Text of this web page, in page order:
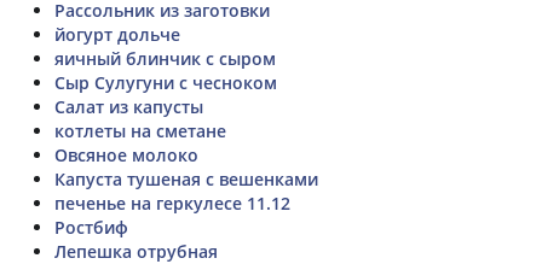
Рассольник из заготовки
йогурт дольче
яичный блинчик с сыром
Сыр Сулугуни с чесноком
Салат из капусты
котлеты на сметане
Овсяное молоко
Капуста тушеная с вешенками
печенье на геркулесе 11.12
Ростбиф
Лепешка отрубная